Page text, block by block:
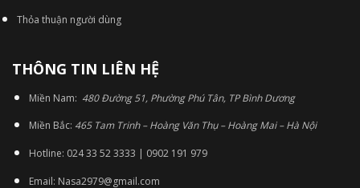
Thỏa thuận người dùng
THÔNG TIN LIÊN HỆ
Miền Nam: 480 Đường 51, Phường Phú Tân, TP Bình Dương
Miền Bắc: 465 Tam Trinh – Hoàng Văn Thụ – Hoàng Mai – Hà Nội
Hotline: 024 33 52 3333 | 0902 191 979
Email: Nasa2979@gmail.com